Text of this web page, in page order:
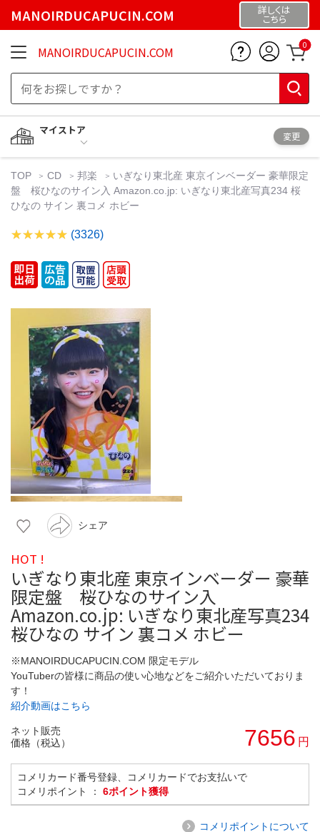
MANOIRDUCAPUCIN.COM 詳しくは
こちら
MANOIRDUCAPUCIN.COM 0
マイストア
変更
TOP CD 邦楽
いぎなり東北産 東京インベーダー 豪華限定
盤 桜ひなのサイン入 Amazon.co.jp: いぎなり東北産写真234 桜
ひなの サイン 裏コメ ホビー
(3326)
シェア
HOT !
いぎなり東北産 東京インベーダー 豪華
限定盤 桜ひなのサイン入
Amazon.co.jp: いぎなり東北産写真234
桜ひなの サイン 裏コメ ホビー
※MANOIRDUCAPUCIN.COM 限定モデル
YouTuberの皆様に商品の使い心地などをご紹介いただいておりま
す！
紹介動画はこちら
ネット販売
価格（税込）
7656 円
コメリカード番号登録、コメリカードでお支払いで
コメリポイント ： 6ポイント獲得
コメリポイントについて